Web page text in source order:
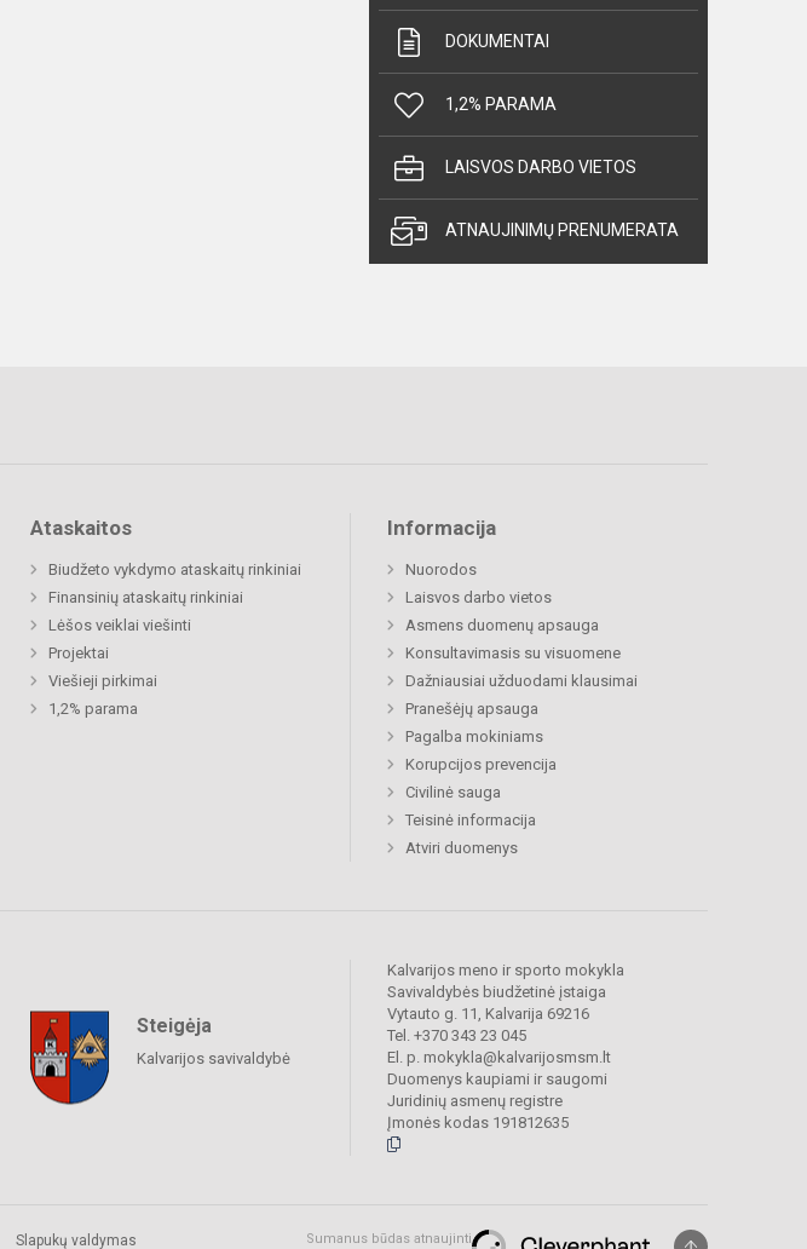
DOKUMENTAI
1,2% PARAMA
LAISVOS DARBO VIETOS
ATNAUJINIMŲ PRENUMERATA
Ataskaitos
Biudžeto vykdymo ataskaitų rinkiniai
Finansinių ataskaitų rinkiniai
Lėšos veiklai viešinti
Projektai
Viešieji pirkimai
1,2% parama
Informacija
Nuorodos
Laisvos darbo vietos
Asmens duomenų apsauga
Konsultavimasis su visuomene
Dažniausiai užduodami klausimai
Pranešėjų apsauga
Pagalba mokiniams
Korupcijos prevencija
Civilinė sauga
Teisinė informacija
Atviri duomenys
Steigėja
Kalvarijos savivaldybė
Kalvarijos meno ir sporto mokykla
Savivaldybės biudžetinė įstaiga
Vytauto g. 11, Kalvarija 69216
Tel. +370 343 23 045
El. p. mokykla@kalvarijosmsm.lt
Duomenys kaupiami ir saugomi
Juridinių asmenų registre
Įmonės kodas 191812635
Slapukų valdymas Sumanus būdas atnaujinti